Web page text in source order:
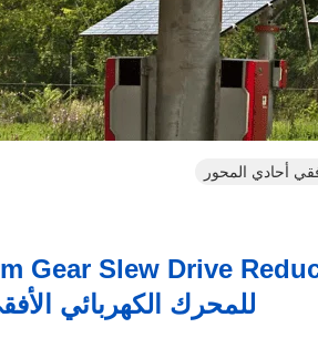
للمحرك الكهربائي